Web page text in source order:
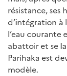
résistance, ses
d’intégration à
l’eau courante
abattoir et se
Parihaka est
modèle.